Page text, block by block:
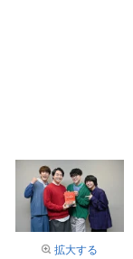
拡大する